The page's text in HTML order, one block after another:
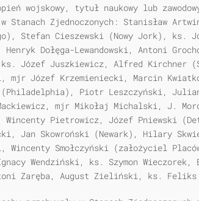
wojskowy, tytuł naukowy lub
Stanach Zjednoczonych: Stanisław
Stefan Cieszewski (Nowy Jork), ks.
Dołęga-Lewandowski, Antoni
ks. Józef Juszkiewicz, Alfred Kirchner
Józef Krzemieniecki, Marcin
(Philadelphia), Piotr Leszczyński,
mjr Mikołaj Michalski, J.
Wincenty Pietrowicz, Józef Pniewski
Jan Skowroński (Newark), Hilary
Smołczyński (założyciel
Wendziński, ks. Szymon
Zaręba, August Zieliński, ks.